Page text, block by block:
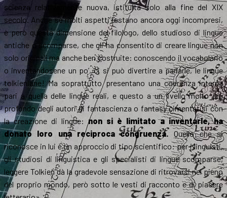
scienza relativamente nuova, istituita solo alla fine del XIX
secolo. Anche se molti aspetti restano ancora oggi incompresi,
è però questa dimensione del filologo, dello studioso di lingue
antiche o scomparse, che gli ha consentito di creare lingue non
solo originali ma anche ben costruite: conoscendo il vocabolario
o inventandosene un po’, ci si può divertire a parlarle, le lingue
tolkieniane! Ma soprattutto presentano una coerenza interna
pari a quella delle lingue reali, e questo a un livello molto più
profondo degli autori di fantascienza o fantasy cimentatisi con
la creazione di lingue:non si è limitato a inventarle, ha
donato loro una reciproca congruenza. Quello che si
riconosce in lui è un approccio di tipo scientifico: per i linguisti,
gli studiosi di linguistica e gli specialisti di lingue scomparse,
leggere Tolkien dà la gradevole sensazione di ritrovarsi nel pieno
del proprio mondo, però sotto le vesti di racconto e di piacere